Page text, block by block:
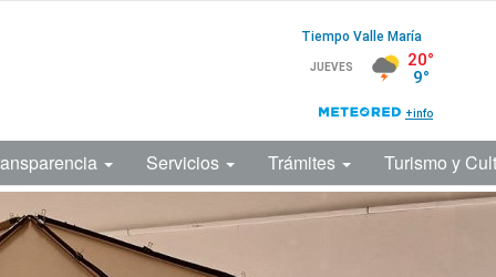
Servicios Trámites Turismo y